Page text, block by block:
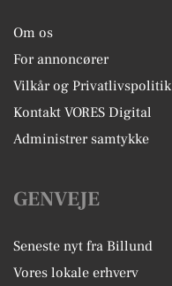
Om os
For annoncører
Vilkår og Privatlivspolitik
Kontakt VORES Digital
Administrer samtykke
GENVEJE
Seneste nyt fra Billund
Vores lokale erhverv